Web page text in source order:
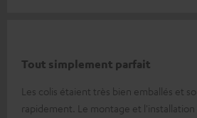
Tout simplement parfait
Les colis étaient très bien emballés et
rapidement. Le montage et l'installation